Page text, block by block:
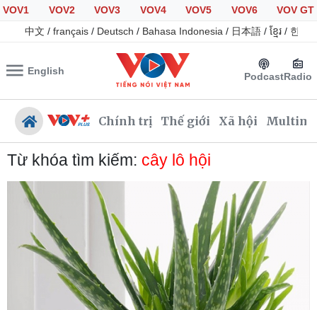
VOV1 VOV2 VOV3 VOV4 VOV5 VOV6
VOV GT
中文 / français / Deutsch / Bahasa Indonesia / 日本語 / ខ្មែរ / 한국
English PodcastRadio
Chính trị Thế giới Xã hội
Chính trị
Tổ chức nhân sự
Quốc hội
Nhận diện sự thật
Xã hội
Tin 24h
Giáo dục
Dự báo thời tiết
Dấu ấn VOV
Việc làm
Biển đảo
Từ khóa tìm kiếm: cây lô hội